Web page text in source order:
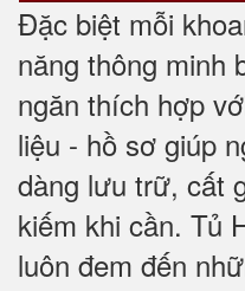
Đặc biệt mỗi
năng thông minh
ngăn thích hợp
liệu - hồ sơ giúp
dàng lưu trữ, cất
kiếm khi cần. Tủ
luôn đem đến